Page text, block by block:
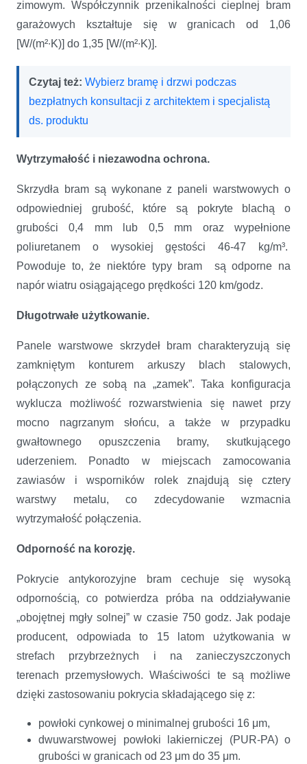
zimowym. Współczynnik przenikalności cieplnej bram
garażowych kształtuje się w granicach od 1,06
[W/(m²∙K)] do 1,35 [W/(m²∙K)].
Czytaj też: Wybierz bramę i drzwi podczas
bezpłatnych konsultacji z architektem i specjalistą
ds. produktu
Wytrzymałość i niezawodna ochrona.
Skrzydła bram są wykonane z paneli warstwowych o
odpowiedniej grubość, które są pokryte blachą o
grubości 0,4 mm lub 0,5 mm oraz wypełnione
poliuretanem o wysokiej gęstości 46-47 kg/m³.
Powoduje to, że niektóre typy bram są odporne na
napór wiatru osiągającego prędkości 120 km/godz.
Długotrwałe użytkowanie.
Panele warstwowe skrzydeł bram charakteryzują się
zamkniętym konturem arkuszy blach stalowych,
połączonych ze sobą na „zamek”. Taka konfiguracja
wyklucza możliwość rozwarstwienia się nawet przy
mocno nagrzanym słońcu, a także w przypadku
gwałtownego opuszczenia bramy, skutkującego
uderzeniem. Ponadto w miejscach zamocowania
zawiasów i wsporników rolek znajdują się cztery
warstwy metalu, co zdecydowanie wzmacnia
wytrzymałość połączenia.
Odporność na korozję.
Pokrycie antykorozyjne bram cechuje się wysoką
odpornością, co potwierdza próba na oddziaływanie
„obojętnej mgły solnej” w czasie 750 godz. Jak podaje
producent, odpowiada to 15 latom użytkowania w
strefach przybrzeżnych i na zanieczyszczonych
terenach przemysłowych. Właściwości te są możliwe
dzięki zastosowaniu pokrycia składającego się z:
powłoki cynkowej o minimalnej grubości 16 μm,
dwuwarstwowej powłoki lakierniczej (PUR-PA) o
grubości w granicach od 23 μm do 35 μm.